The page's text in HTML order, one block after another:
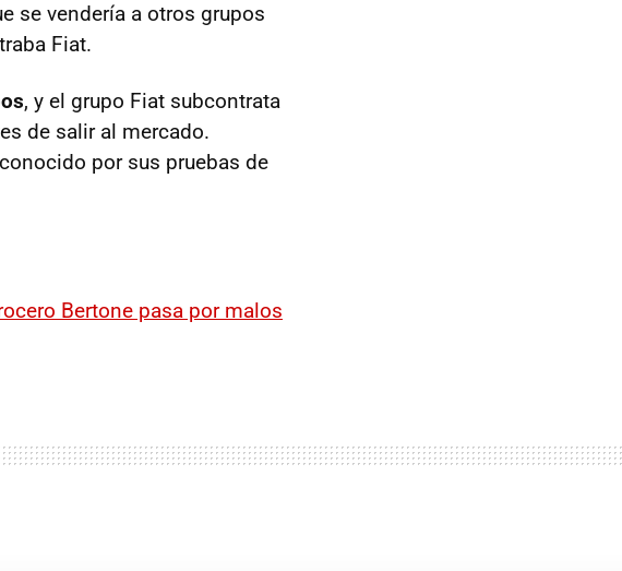
se vendería a otros grupos
Fiat.
, y el grupo Fiat subcontrata
de salir al mercado.
por sus pruebas de
Bertone pasa por malos